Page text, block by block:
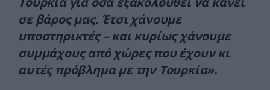
σε βάρος μας. Έτσι χάνουμε
υποστηρικτές – και κυρίως χάνουμε
συμμάχους από χώρες που έχουν κι
αυτές πρόβλημα με την Τουρκία».